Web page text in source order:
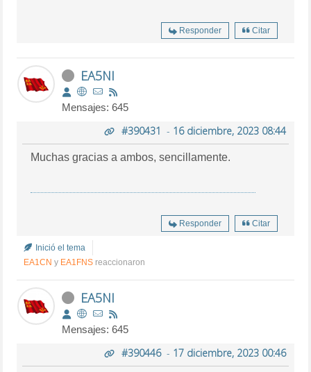
Responder Citar
EA5NI
Mensajes: 645
#390431 - 16 diciembre, 2023 08:44
Muchas gracias a ambos, sencillamente.
Responder Citar
Inició el tema
EA1CN y EA1FNS reaccionaron
EA5NI
Mensajes: 645
#390446- 17 diciembre, 2023 00:46